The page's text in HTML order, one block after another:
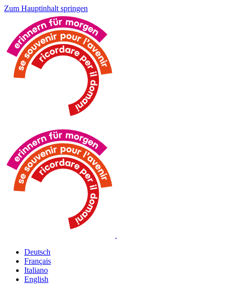
Zum Hauptinhalt springen
Deutsch
Français
Italiano
English